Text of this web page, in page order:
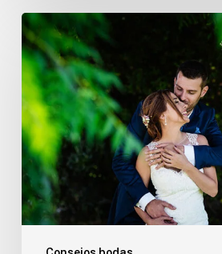
Pasos
que
no
pueden
faltar
para
planificar
la
boda
perfecta